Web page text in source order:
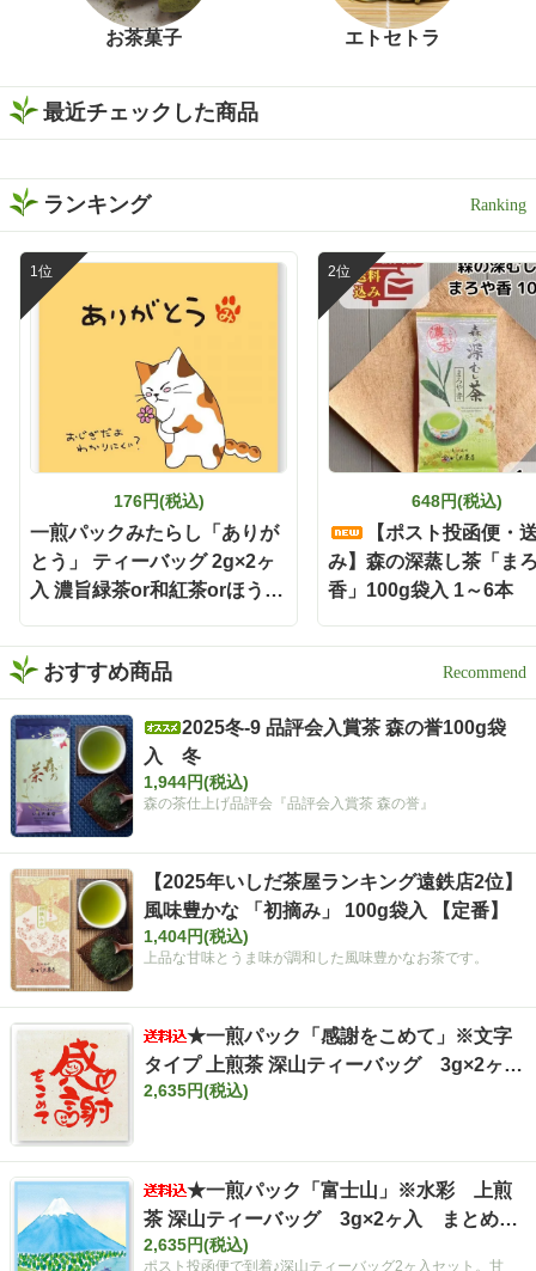
お茶菓子 エトセトラ
最近チェックした商品
ランキング
176円(税込)
一煎パックみたらし「ありが
とう」 ティーバッグ 2g×2ヶ
入 濃旨緑茶or和紅茶orほうじ
648円(税込)
【ポスト投函便・
み】森の深蒸し茶「ま
香」100g袋入 1～6本
おすすめ商品
2025冬-9 品評会入賞茶 森の誉100g袋
入 冬
1,944円(税込)
森の茶仕上げ品評会『品評会入賞茶 森の誉』
【2025年いしだ茶屋ランキング遠鉄店2位】
風味豊かな 「初摘み」 100g袋入 【定番】
1,404円(税込)
上品な甘味とうま味が調和した風味豊かなお茶です。
★一煎パック「感謝をこめて」※文字
タイプ 上煎茶 深山ティーバッグ 3g×2ヶ
入 まとめ買いセット【ポスト投函便・送料
2,635円(税込)
★一煎パック「富士山」※水彩 上煎
茶 深山ティーバッグ 3g×2ヶ入 まとめ買
いセット【ポスト投函便・送料込み】
2,635円(税込)
ポスト投函便で到着♪深山ティーバッグ2ヶ入セット。甘